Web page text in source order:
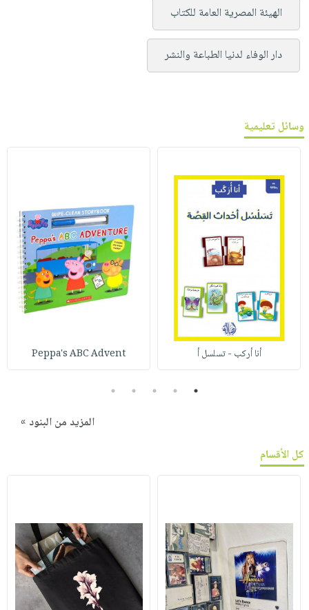
الهيئة المصرية العامة للكتاب
دار الوفاء لدنيا الطباعة والنشر
وسائل تعليمية
أنا أركب - تسلسل أ Peppa's ABC Advent
1
2
3
4
5
المزيد من البنود »
كل الأقسام